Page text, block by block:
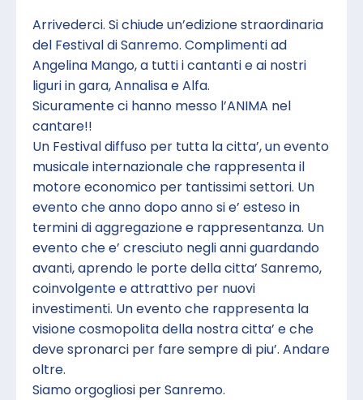
Arrivederci. Si chiude un’edizione straordinaria
del Festival di Sanremo. Complimenti ad
Angelina Mango, a tutti i cantanti e ai nostri
liguri in gara, Annalisa e Alfa.
Sicuramente ci hanno messo l’ANIMA nel
cantare!!
Un Festival diffuso per tutta la citta’, un evento
musicale internazionale che rappresenta il
motore economico per tantissimi settori. Un
evento che anno dopo anno si e’ esteso in
termini di aggregazione e rappresentanza. Un
evento che e’ cresciuto negli anni guardando
avanti, aprendo le porte della citta’ Sanremo,
coinvolgente e attrattivo per nuovi
investimenti. Un evento che rappresenta la
visione cosmopolita della nostra citta’ e che
deve spronarci per fare sempre di piu’. Andare
oltre.
Siamo orgogliosi per Sanremo.